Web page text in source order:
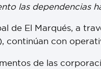
las dependencias
de El Marqués, a
continúan con
de las